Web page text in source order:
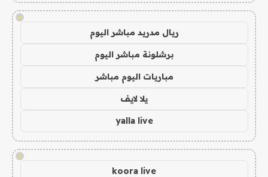
!
ريال مدريد مباشر اليوم
برشلونة مباشر اليوم
مباريات اليوم مباشر
يلا لايف
yalla live
!
koora live